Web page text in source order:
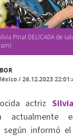
Pinal DELICADA de
/26.12.2023
actriz
actualmente
según informó